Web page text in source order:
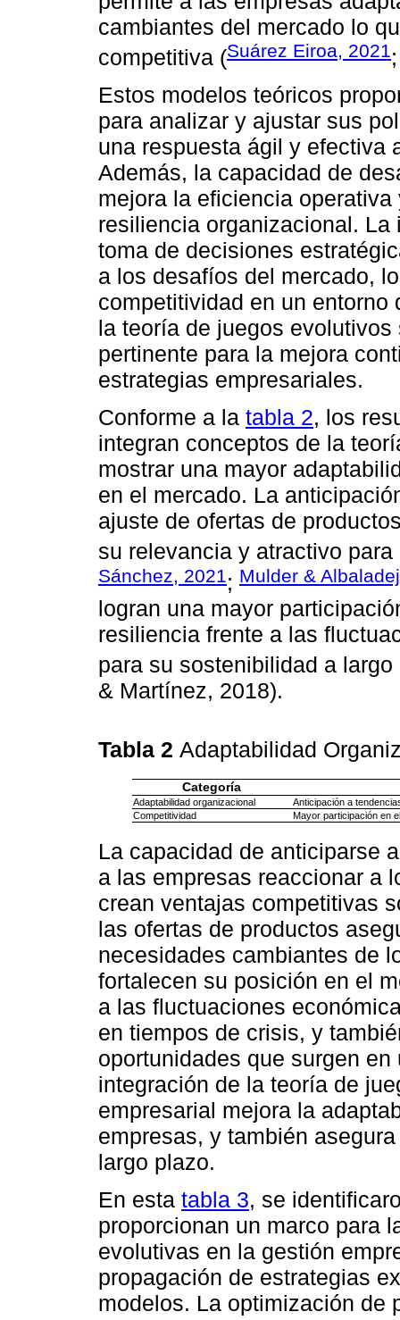
cambiantes del mercado lo
competitiva (Suárez Eiroa, 2021
Estos modelos teóricos
para analizar y ajustar sus
una respuesta ágil y efectiva
Además, la capacidad de
mejora la eficiencia
resiliencia organizacional.
toma de decisiones
a los desafíos del mercado,
competitividad en un
la teoría de juegos
pertinente para la mejora
estrategias empresariales.
Conforme a la tabla 2, los
integran conceptos de la
mostrar una mayor
en el mercado. La
ajuste de ofertas de
su relevancia y atractivo
Sánchez, 2021; Mulder &
logran una mayor
resiliencia frente a las
para su sostenibilidad a largo
& Martínez, 2018).
Tabla 2 Adaptabilidad
Categoría
Adaptabilidad organizacional
Anticipación a
Competitividad
Mayor participación en
La capacidad de anticiparse
a las empresas reaccionar a
crean ventajas competitivas
las ofertas de productos
necesidades cambiantes de
fortalecen su posición en el
a las fluctuaciones
en tiempos de crisis, y
oportunidades que surgen
integración de la teoría de
empresarial mejora la
empresas, y también
largo plazo.
En esta tabla 3, se
proporcionan un marco para
evolutivas en la gestión
propagación de estrategias
modelos. La optimización de